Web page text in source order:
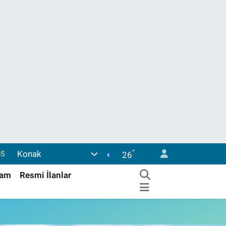
Konak 26°
Resmi İlanlar